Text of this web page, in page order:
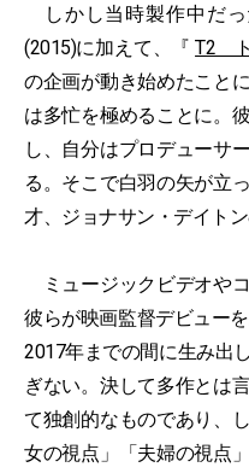
しかし当時製作中だっ
(2015)に加えて、『T2 ト
の企画が動き始めたこと
は多忙を極めることに。
し、自分はプロデューサ
る。そこで白羽の矢が立
才、ジョナサン・デイト
ミュージックビデオや
彼らが映画監督デビュー
2017年までの間に生み出
ぎない。決して多作とは
て独創的なものであり、
女の視点」「夫婦の視点